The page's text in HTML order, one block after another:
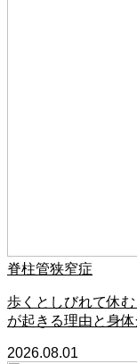
脊柱管狭窄症
歩くとしびれて休
が起きる理由と身
2026.08.01